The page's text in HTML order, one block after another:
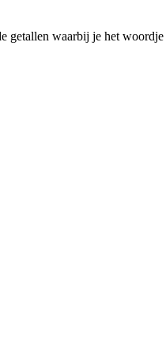
getallen waarbij je het woordje